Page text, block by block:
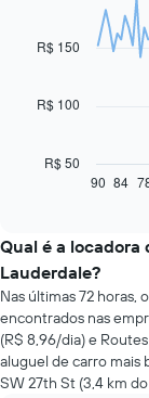
91
data
o
preço
de
um
carro
alugado
varia
de
R$ 50
R$ 100
R$ 150
90 84
Qual é a locadora
Lauderdale?
Nas últimas 72 horas,
encontrados nas
(R$ 8,96/dia) e
aluguel de carro mais
SW 27th St (3,4 km